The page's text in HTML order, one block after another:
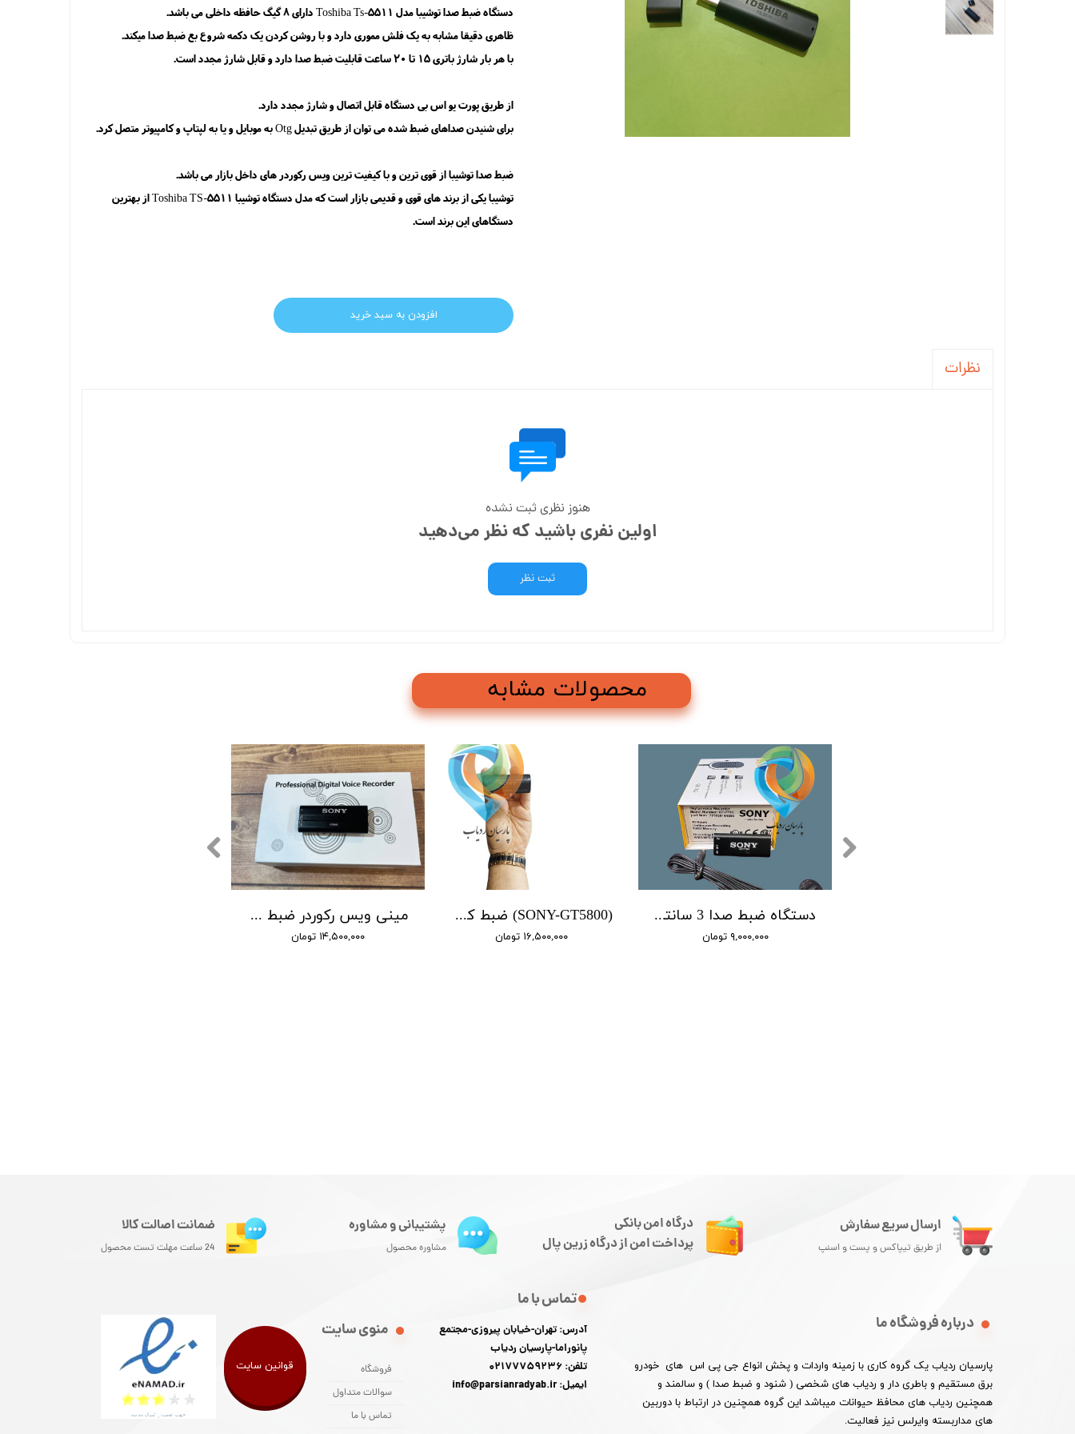
دستگاه ضبط صدا توشیبا مدل Toshiba Ts-5511 دارای 8 گیگ حافظه داخلی می باشد.
ظاهری دقیقا مشابه به یک فلش مموری دارد و با روشن کردن یک دکمه شروع بع ضبط صدا میکند.
با هر بار شارژ باتری 15 تا 20 ساعت قابلیت ضبط صدا دارد و قابل شارژ مجدد است.
از طریق پورت یو اس بی دستگاه قابل اتصال و شارژ مجدد دارد.
برای شنیدن صداهای ضبط شده می توان از طریق تبدیل Otg به موبایل و یا به لپتاپ و کامپیوتر متصل کرد.
ضبط صدا توشیبا از قوی ترین و با کیفیت ترین ویس رکوردر های داخل بازار می باشد.
توشیبا یکی از برند های قوی و قدیمی بازار است که مدل دستگاه توشیبا Toshiba TS-5511 از بهترین
دستگاهای این برند است.
افزودن به سبد خرید
نظرات
هنوز نظری ثبت نشده
اولین نفری باشید که نظر می‌دهید
ثبت نظر
مینی ویس رکوردر ضبط صدا SONY-9980 سونی / باتری 4 روز شارژ / 16 گیگابایت حافظه / شنود صدا
۱۴,۵۰۰,۰۰۰ تومان
(SONY-GT5800) ضبط کننده دیجیتالی صدا سونی - 12 روز ضبط متوالی - آهنربایی- کیفیت 400db - دارای سنسور صدا - 16 گیگ
۱۶,۵۰۰,۰۰۰ تومان
دستگاه ضبط صدا 3 سانتی سونی - SONY GT-7750 / حافظه 8 گیگ - سنسور دار / دارای هندزفری / شنود صدا
۹,۰۰۰,۰۰۰ تومان
محصولات مشابه
ارسال سریع سفارش
از طریق تیپاکس و پست و اسنپ
درباره فروشگاه ما
پارسیان ردیاب یک گروه کاری با زمینه واردات و پخش انواع جی پی اس های خودرو
برق مستقیم و باطری دار و ردیاب های شخصی ( شنود و ضبط صدا ) و سالمند و
همچنین ردیاب های محافظ حیوانات میباشد این گروه همچنین در ارتباط با دوربین
های مداربسته وایرلس نیز فعالیت.​​​​​​​
منوی سایت
فروشگاه
سوالات متداول
تماس با ما
تماس با ما
آدرس: تهران-خیابان پیروزی-مجتمع
پانوراما-پارسیان ردیاب
تلفن: 02177759236
ایمیل: info@parsianradyab.ir
درگاه امن بانکی
پرداخت امن از درگاه زرین پال
پشتیبانی و مشاوره
مشاوره محصول
ضمانت اصالت کالا
24 ساعت مهلت تست محصول
قوانین سایت